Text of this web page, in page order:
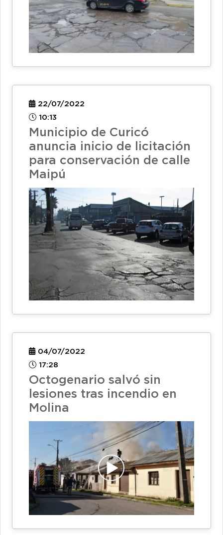
22/07/2022
10:13
Municipio de Curicó
anuncia inicio de licitación
para conservación de calle
Maipú
04/07/2022
17:28
Octogenario salvó sin
lesiones tras incendio en
Molina